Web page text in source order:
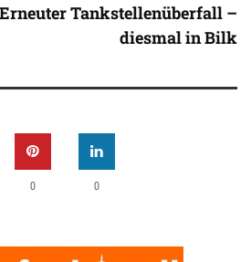
Tankstellenüberfall –
diesmal in Bilk
0 0